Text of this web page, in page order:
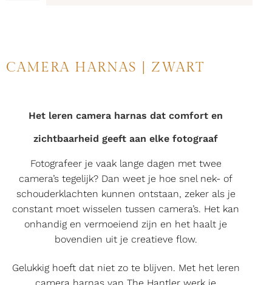
CAMERA HARNAS | ZWART
Het leren camera harnas dat comfort en
zichtbaarheid geeft aan elke fotograaf
Fotografeer je vaak lange dagen met twee
camera’s tegelijk? Dan weet je hoe snel nek- of
schouderklachten kunnen ontstaan, zeker als je
constant moet wisselen tussen camera’s. Het kan
onhandig en vermoeiend zijn en het haalt je
bovendien uit je creatieve flow.
Gelukkig hoeft dat niet zo te blijven. Met het leren